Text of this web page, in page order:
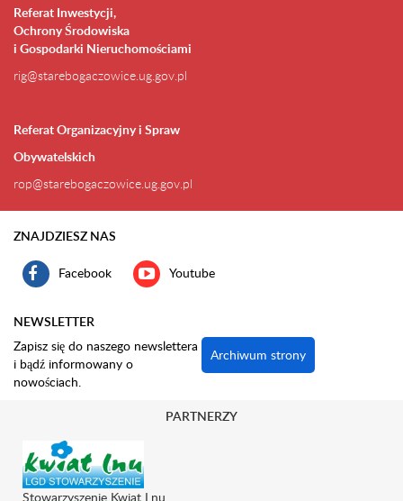
Referat Inwestycji,
Ochrony Środowiska
i Gospodarki Nieruchomościami
rig@starebogaczowice.ug.gov.pl
Referat Organizacyjny i Spraw
Obywatelskich
rop@starebogaczowice.ug.gov.pl
ZNAJDZIESZ NAS
Facebook Youtube
NEWSLETTER
Zapisz się do naszego newslettera
i bądź informowany o
nowościach.
Archiwum strony
PARTNERZY
Stowarzyszenie Kwiat Lnu